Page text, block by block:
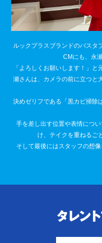
ルックプラスブランドのバスタ
CMにも、永
「よろしくお願いします！」
瀬さんは、カメラの前に立つと
決めゼリフである「黒カビ掃除
手を差し出す位置や表情につ
け、テイクを重ねるご
そして最後にはスタッフの想